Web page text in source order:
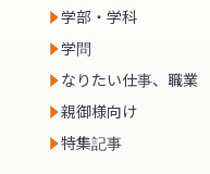
学部・学科
学問
なりたい仕事、職業
親御様向け
特集記事